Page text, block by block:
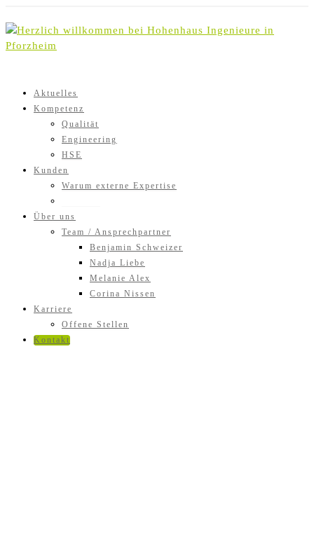
Skip
to
Aktuelles
Kompetenz
Qualität
Engineering
HSE
Kunden
Warum externe Expertise
Über uns
Team / Ansprechpartner
Benjamin Schweizer
Nadja Liebe
Melanie Alex
Corina Nissen
Karriere
Offene Stellen
Kontakt